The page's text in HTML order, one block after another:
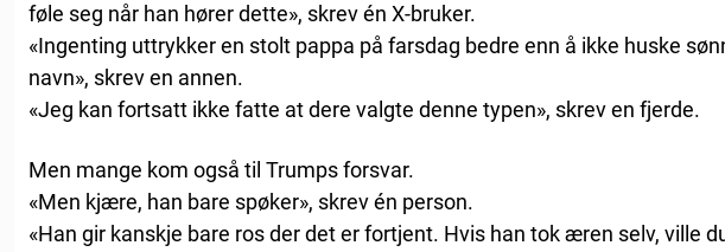
føle seg når han hører dette», skrev én X-bruker.
«Ingenting uttrykker en stolt pappa på farsdag bedre enn å ikke huske
navn», skrev en annen.
«Jeg kan fortsatt ikke fatte at dere valgte denne typen», skrev en fjerde.
Men mange kom også til Trumps forsvar.
«Men kjære, han bare spøker», skrev én person.
«Han gir kanskje bare ros der det er fortjent. Hvis han tok æren selv, ville